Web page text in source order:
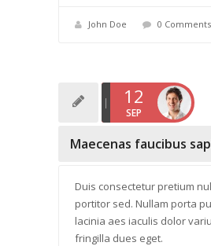
John Doe 0 Comments
12
SEP
Maecenas faucibus
Duis consectetur pretium
portitor sed. Nullam porta
lacinia aes iaculis dolor
fringilla dues eget.